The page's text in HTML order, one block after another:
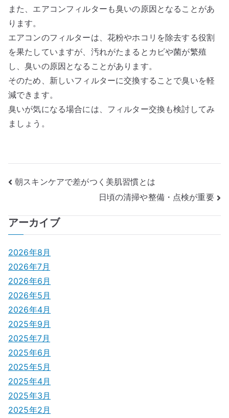
また、エアコンフィルターも臭いの原因となることがあ
ります。
エアコンのフィルターは、花粉やホコリを除去する役割
を果たしていますが、汚れがたまるとカビや菌が繁殖
し、臭いの原因となることがあります。
そのため、新しいフィルターに交換することで臭いを軽
減できます。
臭いが気になる場合には、フィルター交換も検討してみ
ましょう。
投
ナ
ビ
ゲ
ー
シ
ョ
ン
朝スキンケアで差がつく美肌習慣とは
日頃の清掃や整備・点検が重要
アーカイブ
2026年8月
2026年7月
2026年6月
2026年5月
2026年4月
2025年9月
2025年7月
2025年6月
2025年5月
2025年4月
2025年3月
2025年2月